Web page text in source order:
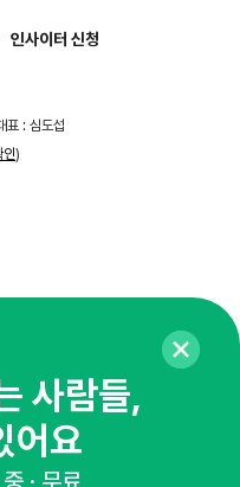
인사이터 신청
표 : 심도섭
인)
사람들,
어요
· 무료